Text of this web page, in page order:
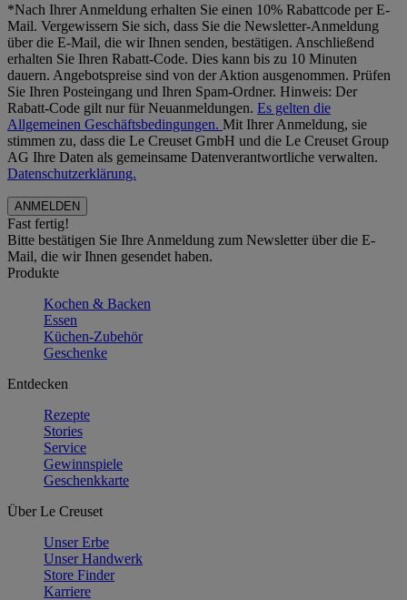
*Nach Ihrer Anmeldung erhalten Sie einen 10% Rabattcode per E-
Mail. Vergewissern Sie sich, dass Sie die Newsletter-Anmeldung
über die E-Mail, die wir Ihnen senden, bestätigen. Anschließend
erhalten Sie Ihren Rabatt-Code. Dies kann bis zu 10 Minuten
dauern. Angebotspreise sind von der Aktion ausgenommen. Prüfen
Sie Ihren Posteingang und Ihren Spam-Ordner. Hinweis: Der
Rabatt-Code gilt nur für Neuanmeldungen. Es gelten die
Allgemeinen Geschäftsbedingungen. Mit Ihrer Anmeldung, sie
stimmen zu, dass die Le Creuset GmbH und die Le Creuset Group
AG Ihre Daten als gemeinsame Datenverantwortliche verwalten.
Datenschutzerklärung.
Fast fertig!
Bitte bestätigen Sie Ihre Anmeldung zum Newsletter über die E-
Mail, die wir Ihnen gesendet haben.
Produkte
Kochen & Backen
Essen
Küchen-Zubehör
Geschenke
Entdecken
Rezepte
Stories
Service
Gewinnspiele
Geschenkkarte
Über Le Creuset
Unser Erbe
Unser Handwerk
Store Finder
Karriere